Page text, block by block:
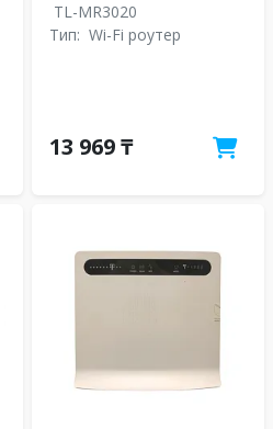
TL-MR3020
Тип: Wi-Fi роутер
13 969 ₸